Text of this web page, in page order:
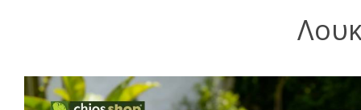
Citrus γλυκά κουταλιού
Γλυκά κουταλιού με
Γλυκά κουταλιού &
ζάχαρη